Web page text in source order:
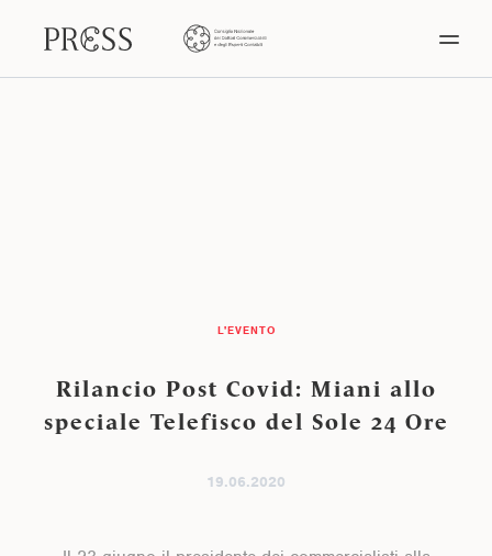
L'EVENTO
Rilancio Post Covid: Miani allo
speciale Telefisco del Sole 24 Ore
19.06.2020